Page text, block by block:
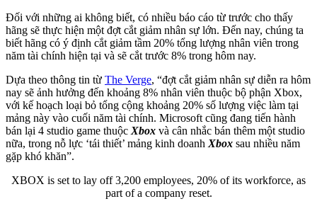
Đối với những ai không biết, có nhiều báo cáo từ trước cho thấy
hãng sẽ thực hiện một đợt cắt giảm nhân sự lớn. Đến nay, chúng ta
biết hãng có ý định cắt giảm tầm 20% tổng lượng nhân viên trong
năm tài chính hiện tại và sẽ cắt trước 8% trong hôm nay.
Dựa theo thông tin từ The Verge, “đợt cắt giảm nhân sự diễn ra hôm
nay sẽ ảnh hưởng đến khoảng 8% nhân viên thuộc bộ phận Xbox,
với kế hoạch loại bỏ tổng cộng khoảng 20% ​​số lượng việc làm tại
mảng này vào cuối năm tài chính. Microsoft cũng đang tiến hành
bán lại 4 studio game thuộc Xbox và cân nhắc bán thêm một studio
nữa, trong nỗ lực ‘tái thiết’ mảng kinh doanh Xbox sau nhiều năm
gặp khó khăn”.
XBOX is set to lay off 3,200 employees, 20% of its workforce, as
part of a company reset.